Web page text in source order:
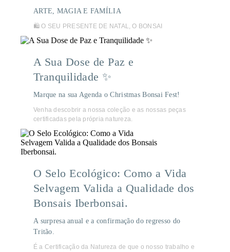
ARTE, MAGIA E FAMÍLIA
🛍️ O SEU PRESENTE DE NATAL, O BONSAI
A Sua Dose de Paz e
Tranquilidade ✨
Marque na sua Agenda o Christmas Bonsai Fest!
Venha descobrir a nossa coleção e as nossas peças
certificadas pela própria natureza.
O Selo Ecológico: Como a Vida
Selvagem Valida a Qualidade dos
Bonsais Iberbonsai.
A surpresa anual e a confirmação do regresso do
Tritão.
É a Certificação da Natureza de que o nosso trabalho e